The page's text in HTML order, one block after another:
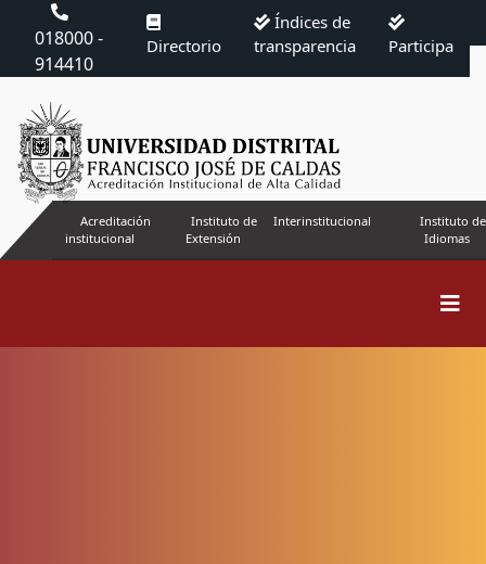
018000 -
914410
Directorio
Índices de
transparencia
Participa
Acreditación
institucional
Instituto de
Extensión
Interinstitucional
Instituto de
Idiomas